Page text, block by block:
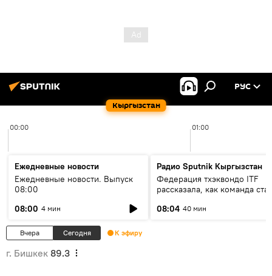
Кыргызстан
РУС
00:00 01:00
Ежедневные новости
Ежедневные новости. Выпуск
08:00
08:00 4 мин
Радио Sputnik Кыргызстан
Федерация тхэквондо ITF
рассказала, как команда
08:04 40 мин
Вчера Сегодня К эфиру
г. Бишкек 89.3